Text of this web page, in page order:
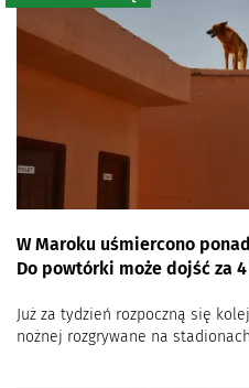
W Maroku uśmiercono
Do powtórki może dojść za
Już za tydzień rozpoczną się
nożnej rozgrywane na